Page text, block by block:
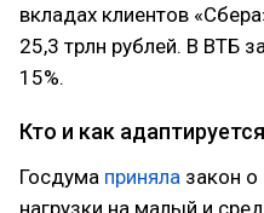
вкладах клиентов
25,3 трлн рублей. В ВТБ
15%.
Кто и как адаптируется
Госдума приняла закон о
нагрузки на малый и